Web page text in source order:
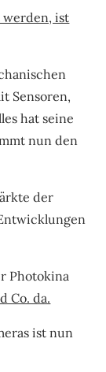
werden, ist
Sensoren,
hat seine
nun den
der
Photokina
Co. da.
ist nun